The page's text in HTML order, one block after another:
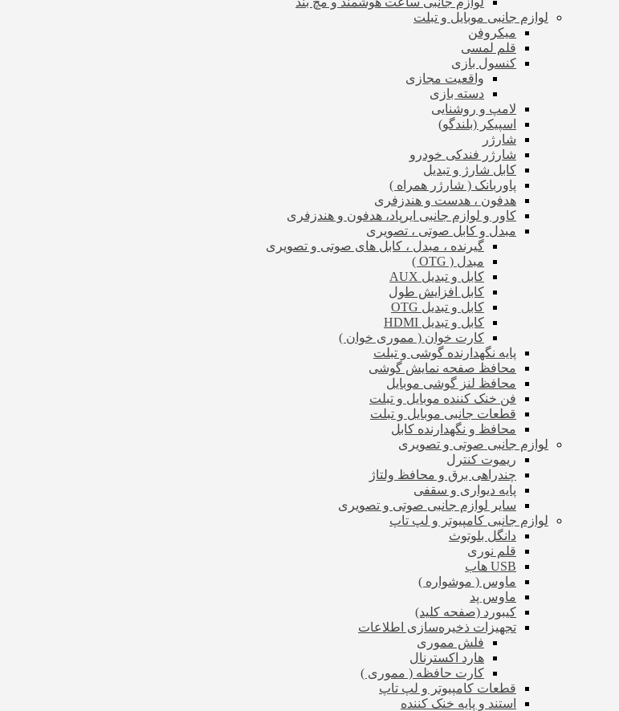
لوازم جانبی موبایل و تبلت
میکروفن
قلم لمسی
کنسول بازی
واقعیت مجازی
دسته بازی
لامپ و روشنایی
اسپیکر (بلندگو)
شارژر
شارژر فندکی خودرو
کابل شارژ و تبدیل
پاوربانک ( شارژر همراه )
هدفون ، هدست و هندزفری
کاور و لوازم جانبی ایرپاد، هدفون و هندزفری
مبدل و کابل صوتی ، تصویری
گیرنده ، مبدل ، کابل های صوتی و تصویری
مبدل ( OTG )
کابل و تبدیل AUX
کابل افزایش طول
کابل و تبدیل OTG
کابل و تبدیل HDMI
کارت خوان ( مموری خوان )
پایه نگهدارنده گوشی و تبلت
محافظ صفحه نمایش گوشی
محافظ لنز گوشی موبایل
فن خنک کننده موبایل و تبلت
قطعات جانبی موبایل و تبلت
محافظ و نگهدارنده کابل
لوازم جانبی صوتی و تصویری
ریموت کنترل
چندراهی برق و محافظ ولتاژ
پایه دیواری و سقفی
سایر لوازم جانبی صوتی و تصویری
لوازم جانبی کامپیوتر و لپ تاپ
دانگل بلوتوث
قلم نوری
USB هاب
ماوس ( موشواره )
ماوس پد
کیبورد (صفحه کلید)
تجهیزات ذخیره‌سازی اطلاعات
فلش مموری
هارد اکسترنال
کارت حافظه ( مموری )
قطعات کامپیوتر و لپ تاپ
استند و پایه خنک کننده